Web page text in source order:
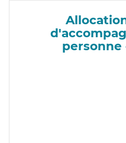
personne